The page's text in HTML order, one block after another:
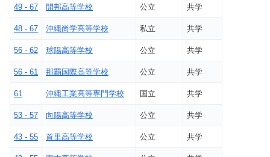
49 - 67 開邦高等学校 公立 共学
48 - 67 沖縄尚学高等学校 私立 共学
56 - 62 球陽高等学校 公立 共学
56 - 61 那覇国際高等学校 公立 共学
61 沖縄工業高等専門学校 国立 共学
53 - 57 向陽高等学校 公立 共学
43 - 55 首里高等学校 公立 共学